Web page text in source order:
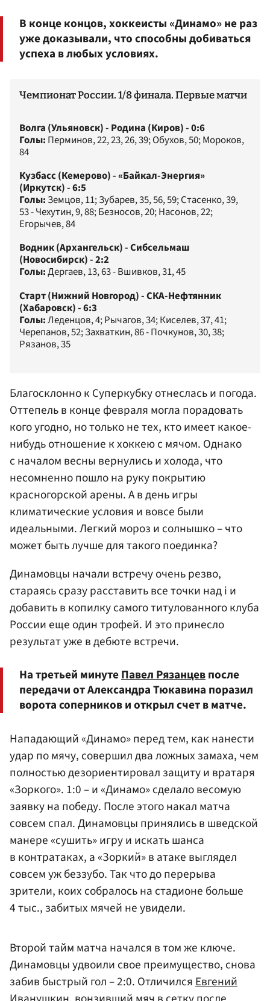
В конце концов, хоккеисты «Динамо» не раз
уже доказывали, что способны добиваться
успеха в любых условиях.
Чемпионат России. 1/8 финала. Первые матчи
Волга (Ульяновск) - Родина (Киров) - 0:6
Голы: Перминов, 22, 23, 26, 39; Обухов, 50; Мороков,
84
Кузбасс (Кемерово) - «Байкал-Энергия»
(Иркутск) - 6:5
Голы:Земцов, 11; Зубарев, 35, 56, 59; Стасенко, 39,
53 - Чехутин, 9, 88; Безносов, 20; Насонов, 22;
Егорычев, 84
Водник (Архангельск) - Сибсельмаш
(Новосибирск) - 2:2
Голы:Дергаев, 13, 63 - Вшивков, 31, 45
Старт (Нижний Новгород) - СКА-Нефтянник
(Хабаровск) - 6:3
Голы:Леденцов, 4; Рычагов, 34; Киселев, 37, 41;
Черепанов, 52; Захваткин, 86 - Почкунов, 30, 38;
Рязанов, 35
Благосклонно к Суперкубку отнеслась и погода.
Оттепель в конце февраля могла порадовать
кого угодно, но только не тех, кто имеет какое-
нибудь отношение к хоккею с мячом. Однако
с началом весны вернулись и холода, что
несомненно пошло на руку покрытию
красногорской арены. А в день игры
климатические условия и вовсе были
идеальными. Легкий мороз и солнышко – что
может быть лучше для такого поединка?
Динамовцы начали встречу очень резво,
стараясь сразу расставить все точки над i и
добавить в копилку самого титулованного клуба
России еще один трофей. И это принесло
результат уже в дебюте встречи.
На третьей минутеПавел Рязанцевпосле
передачи от Александра Тюкавина поразил
ворота соперников и открыл счет в матче.
Нападающий «Динамо» перед тем, как нанести
удар по мячу, совершил два ложных замаха, чем
полностью дезориентировал защиту и вратаря
«Зоркого». 1:0 – и «Динамо» сделало весомую
заявку на победу. После этого накал матча
совсем спал. Динамовцы принялись в шведской
манере «сушить» игру и искать шанса
в контратаках, а «Зоркий» в атаке выглядел
совсем уж беззубо. Так что до перерыва
зрители, коих собралось на стадионе больше
4 тыс., забитых мячей не увидели.
Второй тайм матча начался в том же ключе.
Динамовцы удвоили свое преимущество, снова
забив быстрый гол – 2:0. ОтличилсяЕвгений